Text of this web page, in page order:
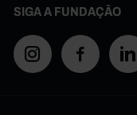
SIGA A FUNDAÇÃO